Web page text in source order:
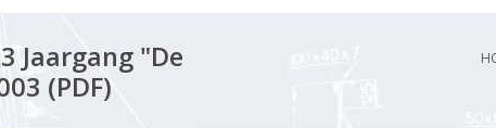
Jaargang "De
(PDF)